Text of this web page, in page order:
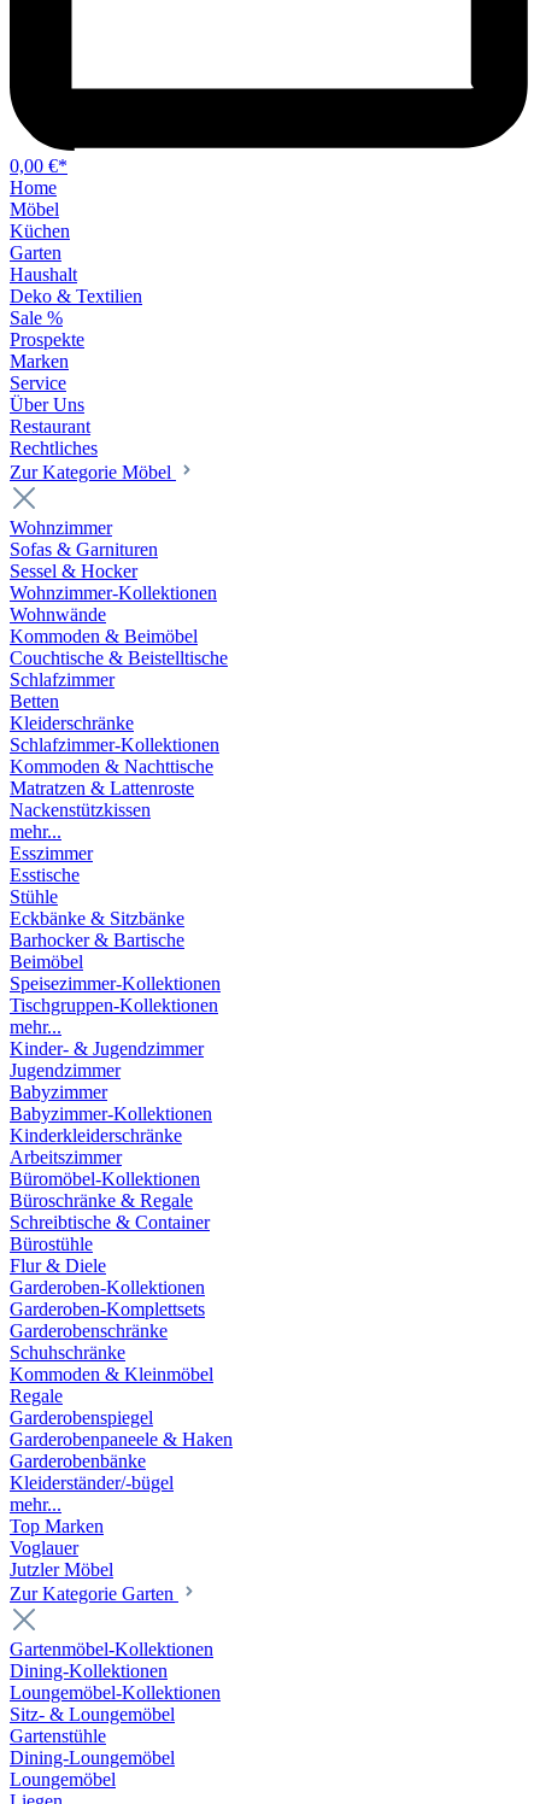
0,00 €*
Home
Möbel
Küchen
Garten
Haushalt
Deko & Textilien
Sale %
Prospekte
Marken
Service
Über Uns
Restaurant
Rechtliches
Zur Kategorie Möbel
Wohnzimmer
Sofas & Garnituren
Sessel & Hocker
Wohnzimmer-Kollektionen
Wohnwände
Kommoden & Beimöbel
Couchtische & Beistelltische
Schlafzimmer
Betten
Kleiderschränke
Schlafzimmer-Kollektionen
Kommoden & Nachttische
Matratzen & Lattenroste
Nackenstützkissen
mehr...
Esszimmer
Esstische
Stühle
Eckbänke & Sitzbänke
Barhocker & Bartische
Beimöbel
Speisezimmer-Kollektionen
Tischgruppen-Kollektionen
mehr...
Kinder- & Jugendzimmer
Jugendzimmer
Babyzimmer
Babyzimmer-Kollektionen
Kinderkleiderschränke
Arbeitszimmer
Büromöbel-Kollektionen
Büroschränke & Regale
Schreibtische & Container
Bürostühle
Flur & Diele
Garderoben-Kollektionen
Garderoben-Komplettsets
Garderobenschränke
Schuhschränke
Kommoden & Kleinmöbel
Regale
Garderobenspiegel
Garderobenpaneele & Haken
Garderobenbänke
Kleiderständer/-bügel
mehr...
Top Marken
Voglauer
Jutzler Möbel
Zur Kategorie Garten
Gartenmöbel-Kollektionen
Dining-Kollektionen
Loungemöbel-Kollektionen
Sitz- & Loungemöbel
Gartenstühle
Dining-Loungemöbel
Loungemöbel